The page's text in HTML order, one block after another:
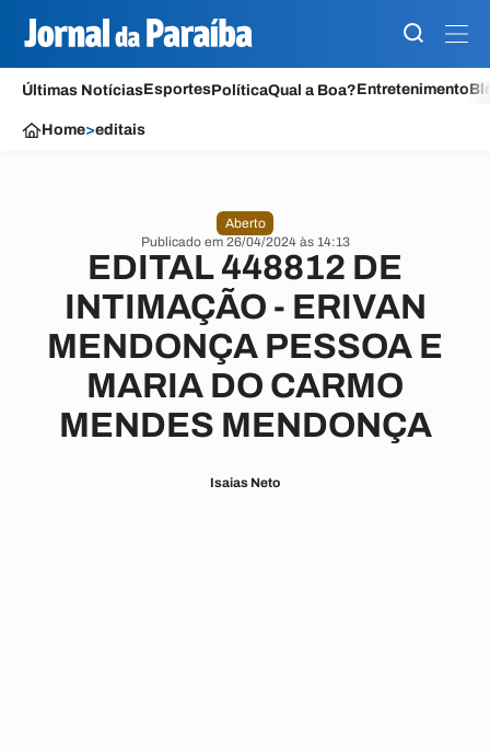
Últimas NotíciasEsportesPolíticaQual a Boa?Entretenimento
Home>editais
Aberto
Publicado em 26/04/2024 às 14:13
EDITAL 448812 DE
INTIMAÇÃO - ERIVAN
MENDONÇA PESSOA E
MARIA DO CARMO
MENDES MENDONÇA
Isaias Neto